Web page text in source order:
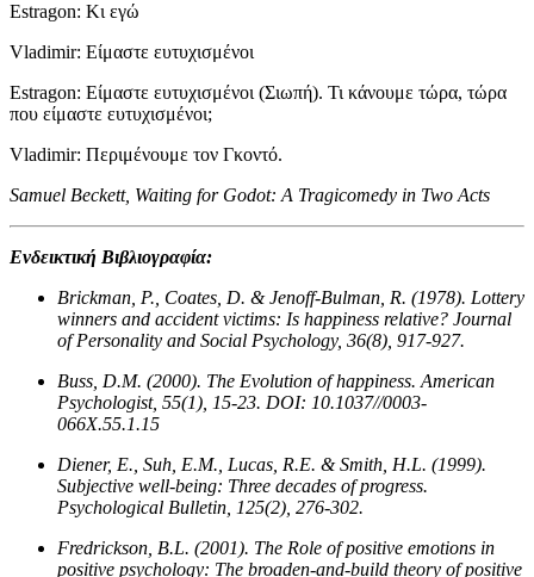
Estragon: Κι εγώ
Vladimir: Είμαστε ευτυχισμένοι
Estragon: Είμαστε ευτυχισμένοι (Σιωπή). Τι κάνουμε τώρα, τώρα
που είμαστε ευτυχισμένοι;
Vladimir: Περιμένουμε τον Γκοντό.
Samuel Beckett, Waiting for Godot: A Tragicomedy in Two Acts
Ενδεικτική Βιβλιογραφία:
Brickman, P., Coates, D. & Jenoff-Bulman, R. (1978). Lottery
winners and accident victims: Is happiness relative? Journal
of Personality and Social Psychology, 36(8), 917-927.
Buss, D.M. (2000). The Evolution of happiness. American
Psychologist, 55(1), 15-23. DOI: 10.1037//0003-
066X.55.1.15
Diener, E., Suh, E.M., Lucas, R.E. & Smith, H.L. (1999).
Subjective well-being: Three decades of progress.
Psychological Bulletin, 125(2), 276-302.
Fredrickson, B.L. (2001). The Role of positive emotions in
positive psychology: The broaden-and-build theory of positive